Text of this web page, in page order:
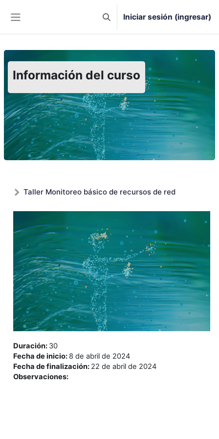
Activar o desactivar entrada de
Iniciar sesión (ingresar)
Información del curso
Taller Monitoreo básico de recursos de red
Duración: 30
Fecha de inicio: 8 de abril de 2024
Fecha de finalización: 22 de abril de 2024
Observaciones: